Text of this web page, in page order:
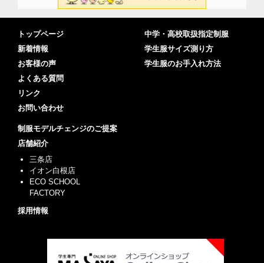
トップページ
新着情報
お客様の声
よくある質問
リンク
お問い合わせ
中学・高校取扱指定制服
学生服サイズ測り方
学生服のお手入れ方法
制服モデルチェンジのご提案
店舗紹介
三条店
イオン白根店
ECO SCHOOL
FACTORY
採用情報